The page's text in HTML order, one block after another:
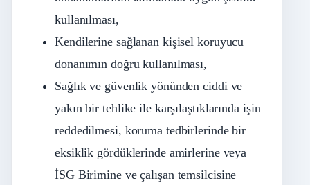
kullanılması,
Kendilerine sağlanan kişisel koruyucu
donanımın doğru kullanılması,
Sağlık ve güvenlik yönünden ciddi ve
yakın bir tehlike ile karşılaştıklarında işin
reddedilmesi, koruma tedbirlerinde bir
eksiklik gördüklerinde amirlerine veya
İSG Birimine ve çalışan temsilcisine